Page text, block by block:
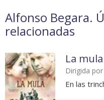
Alfonso Begara.
relacionadas
La mula
Dirigida por
En las